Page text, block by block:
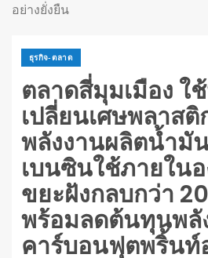
อย่างยั่งยืน
ธุรกิจ-ตลาด
ตลาดสี่มุมเมือง ใ
เปลี่ยนเศษพลาสติ
พลังงานผลิตน้ำมั
เบนซินใช้ภายใน
ขยะฝังกลบกว่า
พร้อมลดต้นทุนพลั
คาร์บอนฟุตพริ้นท์